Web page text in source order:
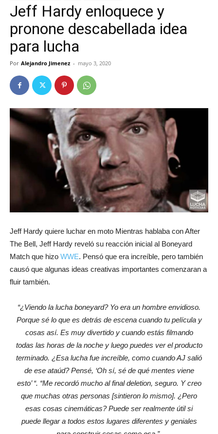
Jeff Hardy enloquece y
pronone descabellada idea
para lucha
Por Alejandro Jimenez - mayo 3, 2020
Jeff Hardy quiere luchar en moto Mientras hablaba con After
The Bell, Jeff Hardy reveló su reacción inicial al Boneyard
Match que hizo WWE. Pensó que era increíble, pero también
causó que algunas ideas creativas importantes comenzaran a
fluir también.
“¿Viendo la lucha boneyard? Yo era un hombre envidioso.
Porque sé lo que es detrás de escena cuando tu película y
cosas así. Es muy divertido y cuando estás filmando
todas las horas de la noche y luego puedes ver el producto
terminado. ¿Esa lucha fue increíble, como cuando AJ salió
de ese ataúd? Pensé, ‘Oh sí, sé de qué mentes viene
esto’ “. “Me recordó mucho al final deletion, seguro. Y creo
que muchas otras personas [sintieron lo mismo]. ¿Pero
esas cosas cinemáticas? Puede ser realmente útil si
puede llegar a todos estos lugares diferentes y geniales